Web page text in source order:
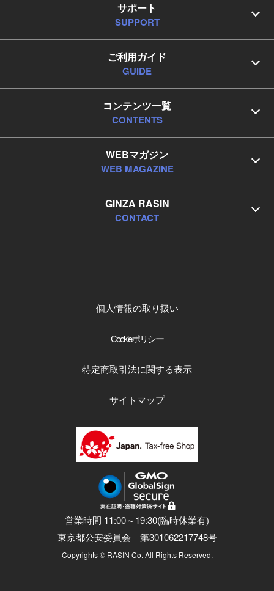
サポート
SUPPORT
ご利用ガイド
GUIDE
コンテンツ一覧
CONTENTS
WEBマガジン
WEB MAGAZINE
GINZA RASIN
CONTACT
個人情報の取り扱い
Cookieポリシー
特定商取引法に関する表示
サイトマップ
営業時間 11:00～19:30(臨時休業有)
東京都公安委員会 第301062217748号
Copyrights © RASIN Co. All Rights Reserved.